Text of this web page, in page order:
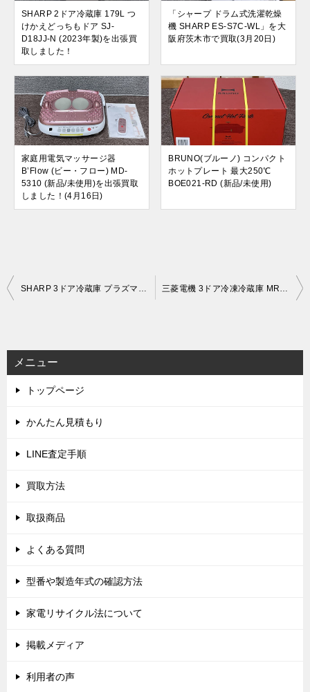
SHARP 2ドア冷蔵庫 179L つ
けかえどっちもドア SJ-
D18JJ-N (2023年製)を出張買
取しました！
「シャープ ドラム式洗濯乾燥
機 SHARP ES-S7C-WL」を大
阪府茨木市で買取(3月20日)
家庭用電気マッサージ器
B’Flow (ビー・フロー) MD-
5310 (新品/未使用)を出張買取
しました！(4月16日)
BRUNO(ブルーノ) コンパクト
ホットプレート 最大250℃
BOE021-RD (新品/未使用)
投
ビ
ゲ
ー
シ
メニュー
トップページ
かんたん見積もり
LINE査定手順
買取方法
取扱商品
よくある質問
型番や製造年式の確認方法
家電リサイクル法について
掲載メディア
利用者の声